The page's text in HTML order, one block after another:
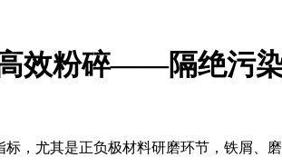
效粉碎——隔绝污
尤其是正负极材料研磨环节，铁屑、